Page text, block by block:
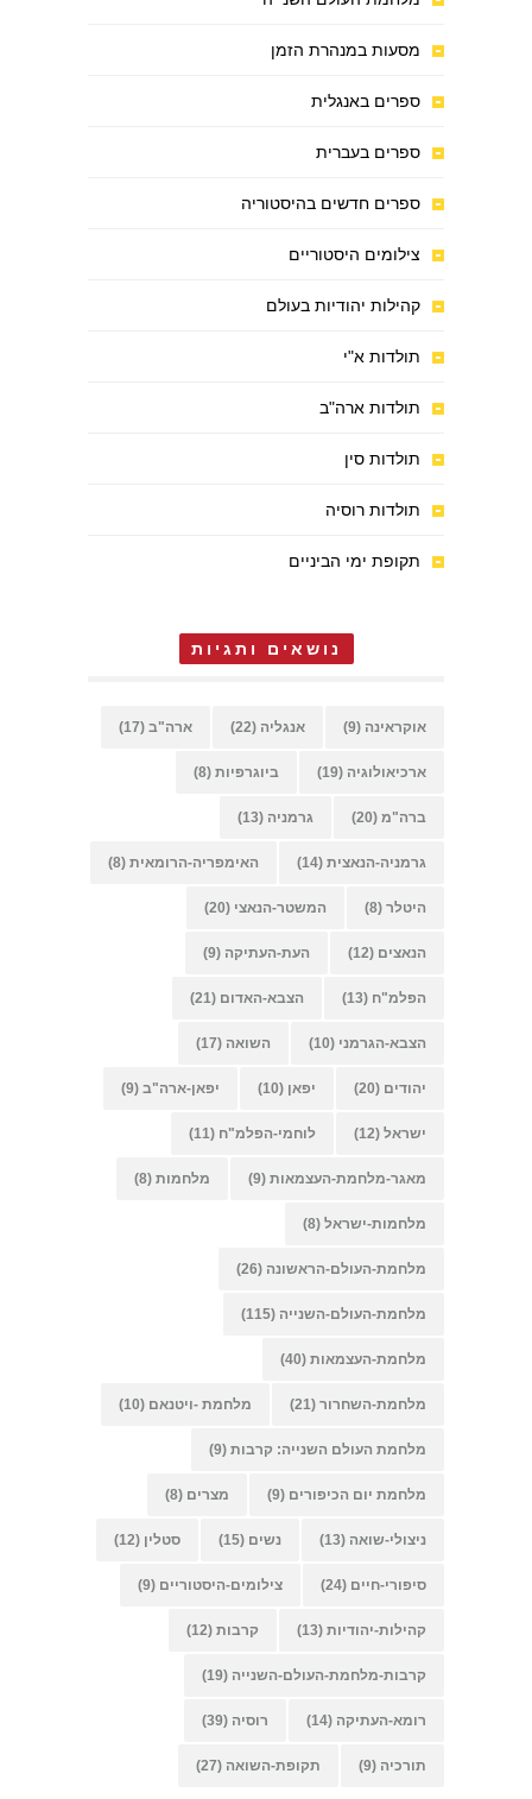
מסעות במנהרת הזמן
ספרים באנגלית
ספרים בעברית
ספרים חדשים בהיסטוריה
צילומים היסטוריים
קהילות יהודיות בעולם
תולדות א"י
תולדות ארה"ב
תולדות סין
תולדות רוסיה
תקופת ימי הביניים
נושאים ותגיות
אוקראינה (9) אנגליה (22) ארה"ב (17)
ארכיאולוגיה (19) ביוגרפיות (8)
ברה"מ (20) גרמניה (13)
גרמניה-הנאצית (14) האימפריה-הרומאית (8)
היטלר (8) המשטר-הנאצי (20)
הנאצים (12) העת-העתיקה (9)
הפלמ"ח (13) הצבא-האדום (21)
הצבא-הגרמני (10) השואה (17)
יהודים (20) יפאן (10) יפאן-ארה"ב (9)
ישראל (12) לוחמי-הפלמ"ח (11)
מאגר-מלחמת-העצמאות (9) מלחמות (8)
מלחמות-ישראל (8)
מלחמת-העולם-הראשונה (26)
מלחמת-העולם-השנייה (115)
מלחמת-העצמאות (40)
מלחמת-השחרור (21) מלחמת -ויטנאם (10)
מלחמת העולם השנייה: קרבות (9)
מלחמת יום הכיפורים (9) מצרים (8)
ניצולי-שואה (13) נשים (15) סטלין (12)
סיפורי-חיים (24) צילומים-היסטוריים (9)
קהילות-יהודיות (13) קרבות (12)
קרבות-מלחמת-העולם-השנייה (19)
רומא-העתיקה (14) רוסיה (39)
תורכיה (9) תקופת-השואה (27)